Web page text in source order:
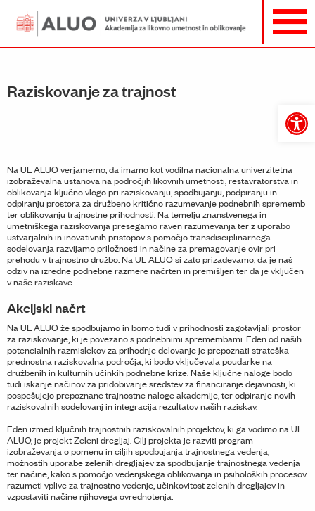
Open
toolbar
Raziskovanje za trajnost
Na UL ALUO verjamemo, da imamo kot vodilna nacionalna univerzitetna
izobraževalna ustanova na področjih likovnih umetnosti, restavratorstva in
oblikovanja ključno vlogo pri raziskovanju, spodbujanju, podpiranju in
odpiranju prostora za družbeno kritično razumevanje podnebnih sprememb
ter oblikovanju trajnostne prihodnosti. Na temelju znanstvenega in
umetniškega raziskovanja presegamo raven razumevanja ter z uporabo
ustvarjalnih in inovativnih pristopov s pomočjo transdisciplinarnega
sodelovanja razvijamo priložnosti in načine za premagovanje ovir pri
prehodu v trajnostno družbo. Na UL ALUO si zato prizadevamo, da je naš
odziv na izredne podnebne razmere načrten in premišljen ter da je vključen
v naše raziskave.
Akcijski načrt
Na UL ALUO že spodbujamo in bomo tudi v prihodnosti zagotavljali prostor
za raziskovanje, ki je povezano s podnebnimi spremembami. Eden od naših
potencialnih razmislekov za prihodnje delovanje je prepoznati strateška
prednostna raziskovalna področja, ki bodo vključevala poudarke na
družbenih in kulturnih učinkih podnebne krize. Naše ključne naloge bodo
tudi iskanje načinov za pridobivanje sredstev za financiranje dejavnosti, ki
pospešujejo prepoznane trajnostne naloge akademije, ter odpiranje novih
raziskovalnih sodelovanj in integracija rezultatov naših raziskav.
Eden izmed ključnih trajnostnih raziskovalnih projektov, ki ga vodimo na UL
ALUO, je projekt Zeleni dregljaj. Cilj projekta je razviti program
izobraževanja o pomenu in ciljih spodbujanja trajnostnega vedenja,
možnostih uporabe zelenih dregljajev za spodbujanje trajnostnega vedenja
ter načine, kako s pomočjo vedenjskega oblikovanja in psiholoških procesov
razumeti vplive za trajnostno vedenje, učinkovitost zelenih dregljajev in
vzpostaviti načine njihovega ovrednotenja.